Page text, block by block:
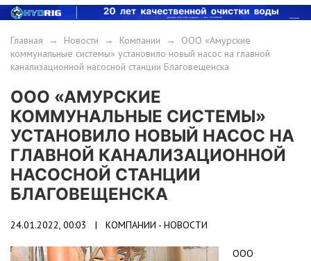
Главная → Новости → Компании → ООО «Амурские
коммунальные системы» установило новый насос на главной
канализационной насосной станции Благовещенска
ООО «АМУРСКИЕ
КОММУНАЛЬНЫЕ СИСТЕМЫ»
УСТАНОВИЛО НОВЫЙ НАСОС НА
ГЛАВНОЙ КАНАЛИЗАЦИОННОЙ
НАСОСНОЙ СТАНЦИИ
БЛАГОВЕЩЕНСКА
24.01.2022, 00:03 | КОМПАНИИ - НОВОСТИ
ООО